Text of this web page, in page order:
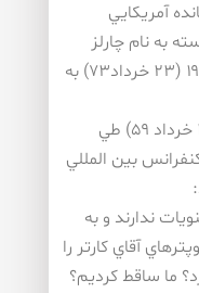
حتي فرمانده آمريكايي
به نام چارلز
بكويت بود” صبح دو شنبه ۱۳ ژوئن ۱۹۹۴ (۲۳ خرداد۷۳) به
رهبر فقيد انقلاب، پس از آن ماجرا، (۱۴ خرداد ۵۹) طي
بين المللي
ندارند و به
آقاي كارتر را
ما ساقط كرديم؟